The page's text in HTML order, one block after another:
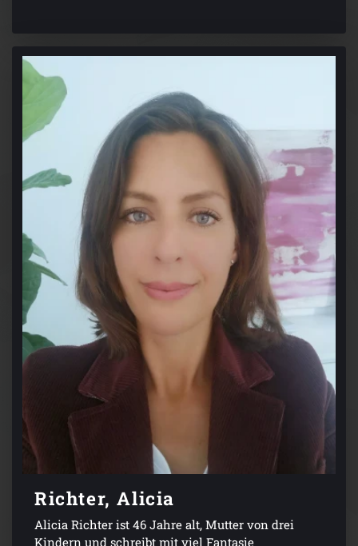
Richter, Alicia
Alicia Richter ist 46 Jahre alt, Mutter von drei
Kindern und schreibt mit viel Fantasie